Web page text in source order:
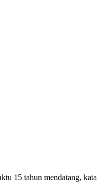
15 tahun mendatang, kata